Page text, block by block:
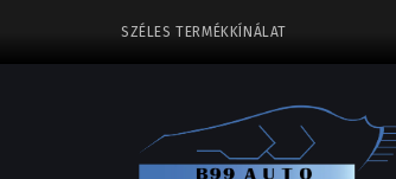
SZÉLES TERMÉKKÍNÁLAT